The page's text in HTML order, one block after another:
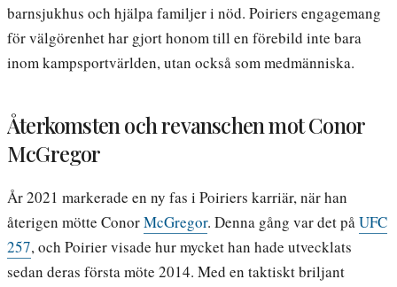
barnsjukhus och hjälpa familjer i nöd. Poiriers engagemang
för välgörenhet har gjort honom till en förebild inte bara
inom kampsportvärlden, utan också som medmänniska.
Återkomsten och revanschen mot Conor
McGregor
År 2021 markerade en ny fas i Poiriers karriär, när han
återigen mötte ConorMcGregor. Denna gång var det påUFC
257, och Poirier visade hur mycket han hade utvecklats
sedan deras första möte 2014. Med en taktiskt briljant